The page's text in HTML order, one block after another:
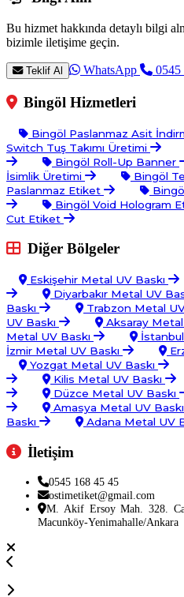
Bu hizmet hakkında detaylı bilgi
bizimle iletişime geçin.
Teklif Al WhatsApp 0545
Bingöl Hizmetleri
Bingöl Paslanmaz Asit
Switch Tuş Takımı Üretimi
Bingöl Roll-Up Banner
İsimlik Üretimi
Bingöl
Paslanmaz Etiket
Bingöl Void Hologram
Cut Etiket
Diğer Bölgeler
Eskişehir Metal UV Baskı
Diyarbakır Metal UV
Baskı
Trabzon Metal UV
UV Baskı
Aksaray Metal
Metal UV Baskı
İstanbul
İzmir Metal UV Baskı
Yozgat Metal UV Baskı
Kilis Metal UV Baskı
Düzce Metal UV Baskı
Amasya Metal UV Baskı
Baskı
Adana Metal UV
İletişim
0545 168 45 45
ostimetiket@gmail.com
M. Akif Ersoy Mah. 328.
Macunköy-Yenimahalle/Ankara